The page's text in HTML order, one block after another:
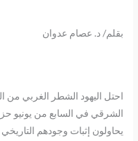
بقلم/ د. عصام عدوان
يحاولون إثبات وجودهم